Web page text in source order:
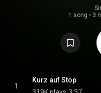
1 song • 3
1
Kurz auf Stop